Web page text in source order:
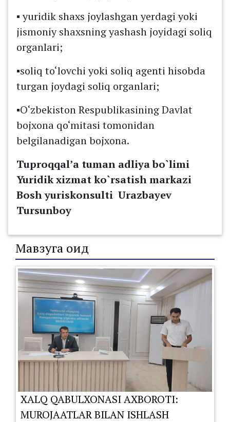
▪️ yuridik shaxs joylashgan yerdagi yoki
jismoniy shaxsning yashash joyidagi soliq
organlari;
▪️soliq to‘lovchi yoki soliq agenti hisobda
turgan joydagi soliq organlari;
▪️O‘zbekiston Respublikasining Davlat
bojxona qo‘mitasi tomonidan
belgilanadigan bojxona.
Tuproqqal’a tuman adliya bo`limi
Yuridik xizmat ko`rsatish markazi
Bosh yuriskonsulti Urazbayev
Tursunboy
Мавзуга оид
XALQ QABULXONASI AXBOROTI:
MUROJAATLAR BILAN ISHLASH